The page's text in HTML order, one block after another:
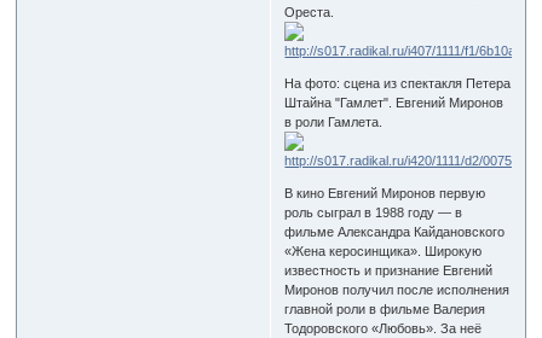
Ореста.
На фото: сцена из спектакля Петера
Штайна "Гамлет". Евгений Миронов
в роли Гамлета.
В кино Евгений Миронов первую
роль сыграл в 1988 году — в
фильме Александра Кайдановского
«Жена керосинщика». Широкую
известность и признание Евгений
Миронов получил после исполнения
главной роли в фильме Валерия
Тодоровского «Любовь». За неё